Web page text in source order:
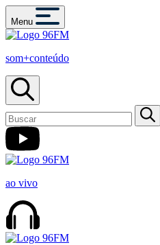
Menu
som+conteúdo
ao vivo